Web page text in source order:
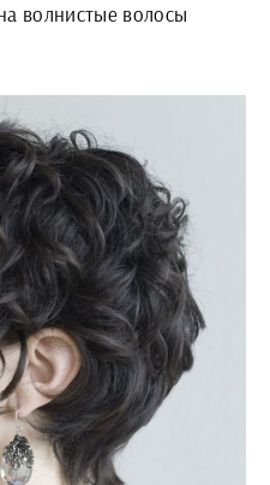
волнистые волосы